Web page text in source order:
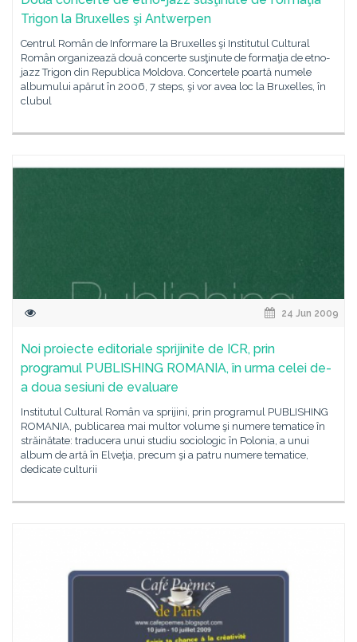
Trigon la Bruxelles şi Antwerpen
Centrul Român de Informare la Bruxelles şi Institutul Cultural
Român organizează două concerte susţinute de formaţia de etno-
jazz Trigon din Republica Moldova. Concertele poartă numele
albumului apărut în 2006, 7 steps, şi vor avea loc la Bruxelles, în
clubul
24 Jun 2009
Noi proiecte editoriale sprijinite de ICR, prin
programul PUBLISHING ROMANIA, în urma celei de-
a doua sesiuni de evaluare
Institutul Cultural Român va sprijini, prin programul PUBLISHING
ROMANIA, publicarea mai multor volume şi numere tematice în
străinătate: traducera unui studiu sociologic în Polonia, a unui
album de artă în Elveţia, precum şi a patru numere tematice,
dedicate culturii